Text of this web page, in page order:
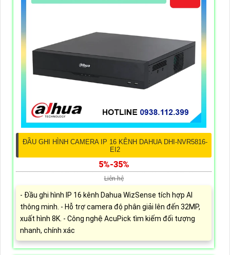
ĐẦU GHI HÌNH CAMERA IP 16 KÊNH DAHUA DHI-NVR5816-
EI2
5%-35%
Liên hệ
- Đầu ghi hình IP 16 kênh Dahua WizSense tích hợp AI
thông minh. - Hỗ trợ camera độ phân giải lên đến 32MP,
xuất hình 8K. - Công nghệ AcuPick tìm kiếm đối tượng
nhanh, chính xác